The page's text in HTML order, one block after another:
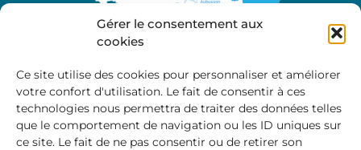
Gérer le consentement aux
cookies
Ce site utilise des cookies pour personnaliser et améliorer
votre confort d'utilisation. Le fait de consentir à ces
technologies nous permettra de traiter des données telles
que le comportement de navigation ou les ID uniques sur
ce site. Le fait de ne pas consentir ou de retirer son
A propos
Site officiel de la Communauté de Communes
Marche et Combraille en Aquitaine